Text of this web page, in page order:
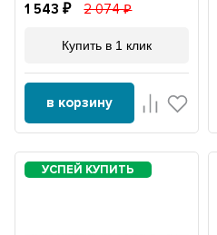
1 543 2 074
Купить в 1 клик
в корзину